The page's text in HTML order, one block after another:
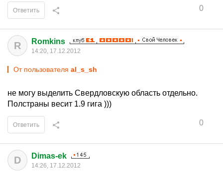
0
Ответить
R Romkins
14:20, 17.12.2012
От пользователя al_s_sh
не могу выделить Свердловскую область отдельно.
Полстраны весит 1.9 гига )))
0
Ответить
D Dimas-ek
14:26, 17.12.2012